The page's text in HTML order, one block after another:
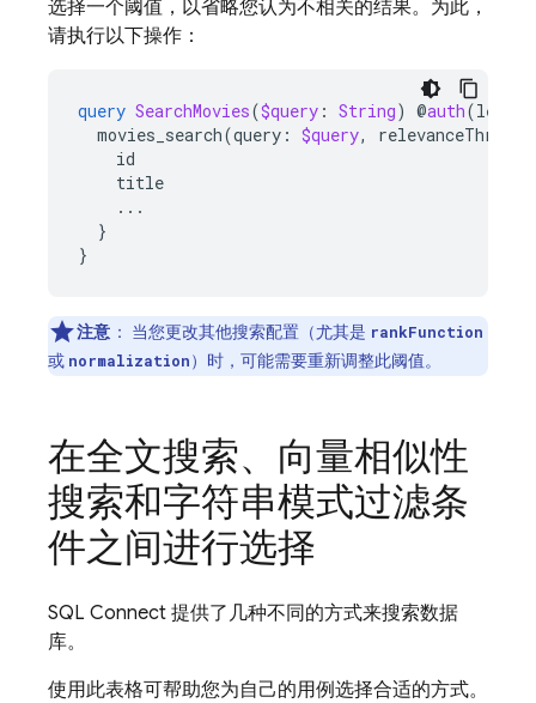
选择一个阈值，以省略您认为不相关的结果。为此，
请执行以下操作：
query SearchMovies($query : String) @auth(level
movies_search(query : $query,
id
title
...
}
}
注意 ： 当您更改其他搜索配置（尤其是 rankFunction
或 normalization）时，可能需要重新调整此阈值。
在全文搜索、向量相似性
搜索和字符串模式过滤条
件之间进行选择
SQL Connect 提供了几种不同的方式来搜索数据
库。
使用此表格可帮助您为自己的用例选择合适的方式。